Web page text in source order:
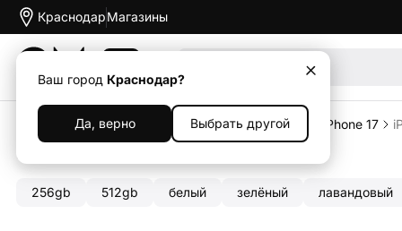
Краснодар
Ваш город Краснодар?
Да, верно Выбрать другой
Магазины
Каталог Смартфоны Apple iPhone iPhone 17
iPhone 17 256gb
256gb 512gb белый зелёный лавандовый